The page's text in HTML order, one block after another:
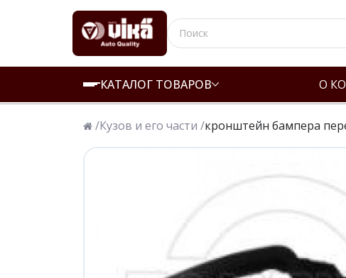
КАТАЛОГ ТОВАРОВ О
/Кузов и его части /кронштейн бампера